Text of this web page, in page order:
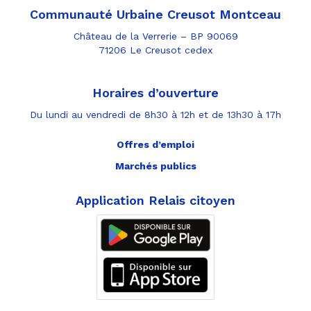
Communauté Urbaine Creusot Montceau
Château de la Verrerie – BP 90069
71206 Le Creusot cedex
Horaires d’ouverture
Du lundi au vendredi de 8h30 à 12h et de 13h30 à 17h
Offres d’emploi
Marchés publics
Application Relais citoyen